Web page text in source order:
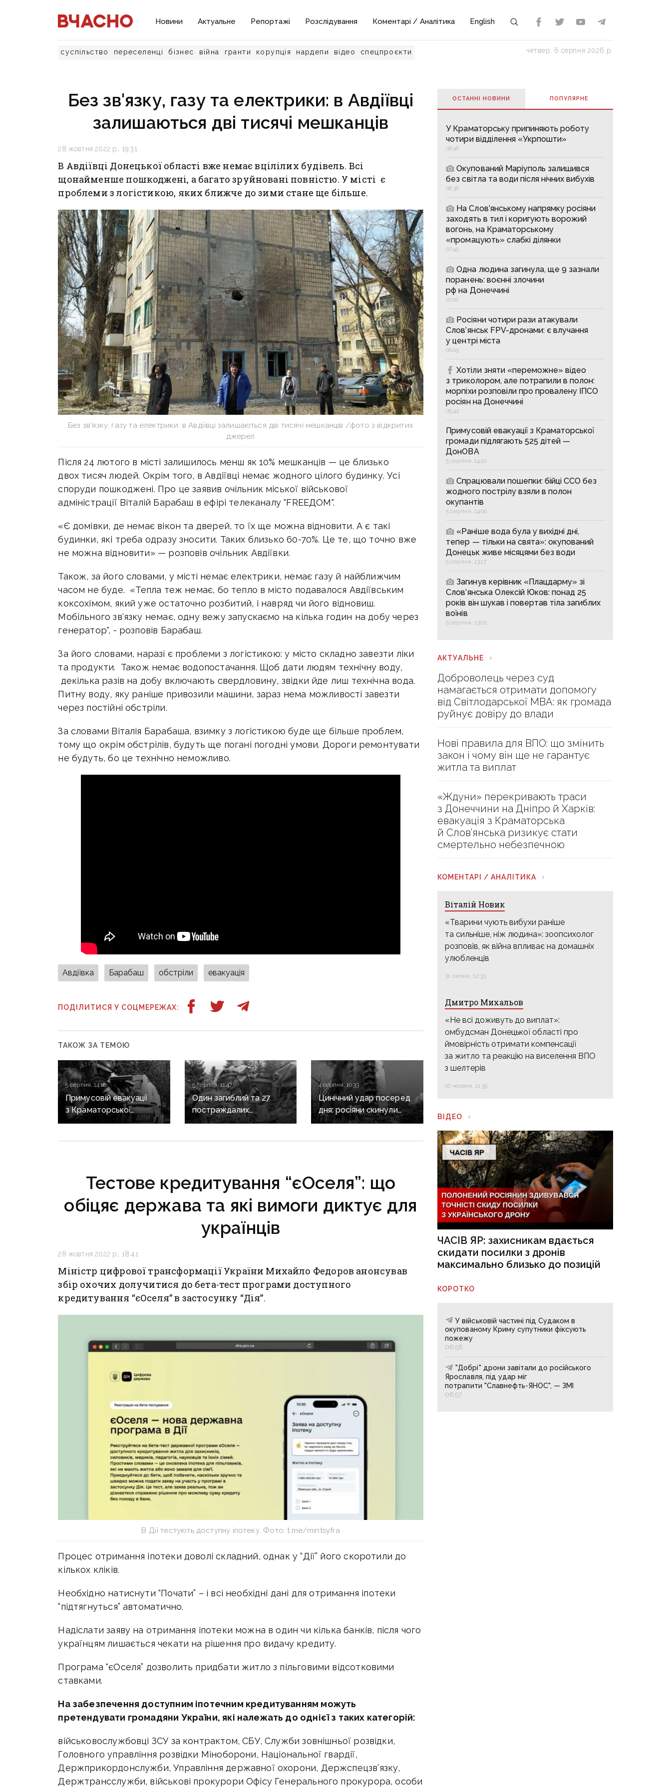
Новини Актуальне Репортажі Розслідування Коментарі / Аналітика English
суспільство переселенці бізнес війна гранти корупція нардепи відео спецпроєкти четвер, 6 серпня 2026 р.
Без зв'язку, газу та електрики: в Авдіївці
залишаються дві тисячі мешканців
28 жовтня 2022 р., 19:31
В Авдіївці Донецької області вже немає вцілілих будівель. Всі
щонайменше пошкоджені, а багато зруйновані повністю. У місті є
проблеми з логістикою, яких ближче до зими стане ще більше.
Без зв'язку, газу та електрики: в Авдіївці залишаються дві тисячі мешканців /фото з відкритих
джерел
Після 24 лютого в місті залишилось менш як 10% мешканців — це близько
двох тисяч людей. Окрім того, в Авдіївці немає жодного цілого будинку. Усі
споруди пошкоджені. Про це заявив очільник міської військової
адміністрації Віталій Барабаш в ефірі телеканалу "FREEДОМ".
«Є домівки, де немає вікон та дверей, то їх ще можна відновити. А є такі
будинки, які треба одразу зносити. Таких близько 60-70%. Це те, що точно вже
не можна відновити» — розповів очільник Авдіївки.
Також, за його словами, у місті немає електрики, немає газу й найближчим
часом не буде. «Тепла теж немає, бо тепло в місто подавалося Авдіївським
коксохімом, який уже остаточно розбитий, і навряд чи його відновиш.
Мобільного зв'язку немає, одну вежу запускаємо на кілька годин на добу через
генератор", - розповів Барабаш.
За його словами, наразі є проблеми з логістикою: у місто складно завезти ліки
та продукти. Також немає водопостачання. Щоб дати людям технічну воду,
декілька разів на добу включають свердловину, звідки йде лиш технічна вода.
Питну воду, яку раніше привозили машини, зараз нема можливості завезти
через постійні обстріли.
За словами Віталія Барабаша, взимку з логістикою буде ще більше проблем,
тому що окрім обстрілів, будуть ще погані погодні умови. Дороги ремонтувати
не будуть, бо це технічно неможливо.
Авдіївка Барабаш обстріли евакуація
ПОДІЛИТИСЯ У СОЦМЕРЕЖАХ:
ТАКОЖ ЗА ТЕМОЮ
5 серпня, 14:10
Примусовій евакуації
з Краматорської
громади підлягають 525
5 серпня, 11:47
Один загиблий та 27
постраждалих
у Краматорську:
4 серпня, 10:33
Цинічний удар посеред
дня: росіяни скинули
авіабомби
Тестове кредитування “єОселя”: що
обіцяє держава та які вимоги диктує для
українців
28 жовтня 2022 р., 18:41
Міністр цифрової трансформації України Михайло Федоров анонсував
збір охочих долучитися до бета-тест програми доступного
кредитування “єОселя” в застосунку “Дія”.
В Дії тестують доступну іпотеку. Фото: t.me/mintsyfra
Процес отримання іпотеки доволі складний, однак у “Дії” його скоротили до
кількох кліків.
Необхідно натиснути “Почати” – і всі необхідні дані для отримання іпотеки
“підтягнуться” автоматично.
Надіслати заяву на отримання іпотеки можна в один чи кілька банків, після чого
українцям лишається чекати на рішення про видачу кредиту.
Програма “єОселя” дозволить придбати житло з пільговими відсотковими
ставками.
На забезпечення доступним іпотечним кредитуванням можуть
претендувати громадяни України, які належать до однієї з таких категорій:
військовослужбовці ЗСУ за контрактом, СБУ, Служби зовнішньої розвідки,
Головного управління розвідки Міноборони, Національної гвардії,
Держприкордонслужби, Управління державної охорони, Держспецзв’язку,
Держтрансслужби, військові прокурори Офісу Генерального прокурора, особи
ОСТАННІ НОВИНИ ПОПУЛЯРНE
У Краматорську припиняють роботу
чотири відділення «Укрпошти»
08:46
Окупований Маріуполь залишився
без світла та води після нічних вибухів
08:36
На Слов’янському напрямку росіяни
заходять в тил і коригують ворожий
вогонь, на Краматорському
«промацують» слабкі ділянки
07:45
Одна людина загинула, ще 9 зазнали
поранень: воєнні злочини
рф на Донеччині
07:16
Росіяни чотири рази атакували
Слов’янськ FPV-дронами: є влучання
у центрі міста
06:09
Хотіли зняти «переможне» відео
з триколором, але потрапили в полон:
морпіхи розповіли про провалену ІПСО
росіян на Донеччині
05:42
Примусовій евакуації з Краматорської
громади підлягають 525 дітей —
ДонОВА
5 серпня, 14:10
Спрацювали пошепки: бійці ССО без
жодного пострілу взяли в полон
окупантів
5 серпня, 14:00
«Раніше вода була у вихідні дні,
тепер — тільки на свята»: окупований
Донецьк живе місяцями без води
5 серпня, 13:17
Загинув керівник «Плацдарму» зі
Слов’янська Олексій Юков: понад 25
років він шукав і повертав тіла загиблих
воїнів
5 серпня, 13:02
АКТУАЛЬНЕ
Доброволець через суд
намагається отримати допомогу
від Світлодарської МВА: як громада
руйнує довіру до влади
Нові правила для ВПО: що змінить
закон і чому він ще не гарантує
житла та виплат
«Ждуни» перекривають траси
з Донеччини на Дніпро й Харків:
евакуація з Краматорська
й Слов’янська ризикує стати
смертельно небезпечною
КОМЕНТАРІ / АНАЛІТИКА
Віталій Новик
«Тварини чують вибухи раніше
та сильніше, ніж людина»: зоопсихолог
розповів, як війна впливає на домашніх
улюбленців
31 липня, 12:33
Дмитро Михальов
«Не всі доживуть до виплат»:
омбудсман Донецької області про
ймовірність отримати компенсації
за житло та реакцію на виселення ВПО
з шелтерів
16 червня, 11:39
ВІДЕО
ЧАСІВ ЯР: захисникам вдається
скидати посилки з дронів
максимально близько до позицій
КОРОТКО
У військовій частині під Судаком в
окупованому Криму супутники фіксують
пожежу
06:58
"Добрі" дрони завітали до російського
Ярославля, під удар міг
потрапити "Славнефть-ЯНОС", — ЗМІ
06:57